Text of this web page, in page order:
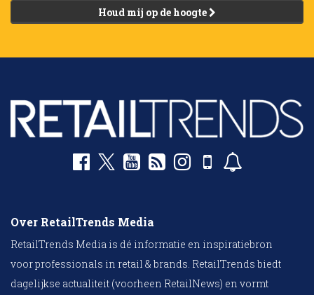
Houd mij op de hoogte
Over RetailTrends Media
RetailTrends Media is dé informatie en inspiratiebron
voor professionals in retail & brands. RetailTrends biedt
dagelijkse actualiteit (voorheen RetailNews) en vormt